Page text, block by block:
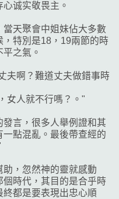
诚实敬畏主。
天聚會中姐妹佔大多數
特別是18，19兩節的時
之氣。
夫啊？難道丈夫做錯事時
女人就不行嗎？。"
言，很多人舉例證和其
點混亂。最後帶查經的
，忽然神的靈就感動
時代，其目的是合乎時
都是要表現出忠心順